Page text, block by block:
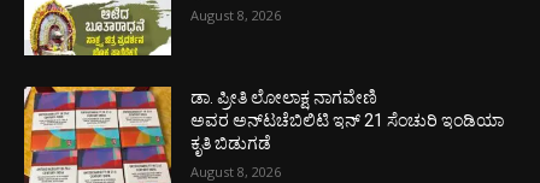
August 8, 2026
ಡಾ. ಪ್ರೀತಿ ಲೋಲಾಕ್ಷ ನಾಗವೇಣಿ
ಅವರ ಅನ್‌ಟಚೆಬಿಲಿಟಿ ಇನ್ 21 ಸೆಂಚುರಿ ಇಂಡಿಯಾ
ಕೃತಿ ಬಿಡುಗಡೆ
August 8, 2026